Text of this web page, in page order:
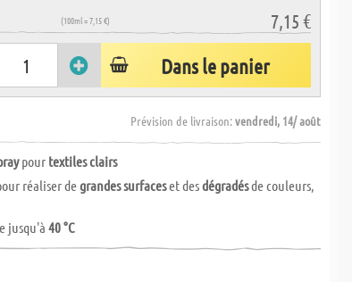
(100ml = 7,15 €) 7,15 €
Dans le panier
Prévision de livraison:vendredi, 14/ août
pour textiles clairs
réaliser degrandes surfaceset desdégradésde couleurs,
jusqu'à40 °C